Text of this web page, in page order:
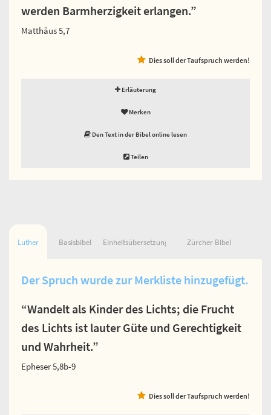
werden Barmherzigkeit erlangen.”
Matthäus 5,7
Dies soll der Taufspruch werden!
Erläuterung
Merken
Den Text in der Bibel online lesen
Teilen
Luther Basisbibel Einheitsübersetzung Zürcher Bibel
Der Spruch wurde zur Merkliste hinzugefügt.
“Wandelt als Kinder des Lichts; die Frucht
des Lichts ist lauter Güte und Gerechtigkeit
und Wahrheit.”
Epheser 5,8b-9
Dies soll der Taufspruch werden!